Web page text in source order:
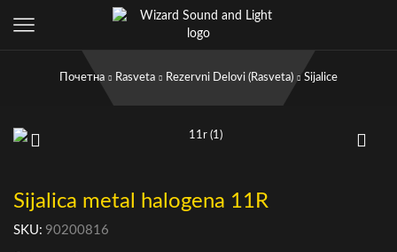
Почетна Rasveta Rezervni Delovi (rasveta) Sijalice
Sijalica metal halogena 11R
SKU: 90200816